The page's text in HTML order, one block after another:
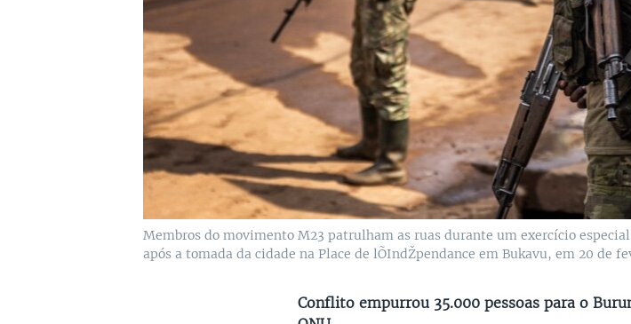
Membros do movimento M23 patrulham as ruas durante um exercício
após a tomada da cidade na Place de lÕIndŽpendance em Bukavu, em 20 de
Conflito empurrou 35.000 pessoas para o